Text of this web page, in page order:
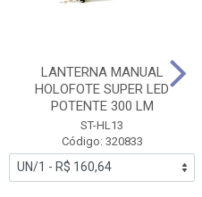
LANTERNA MANUAL
HOLOFOTE SUPER LED
POTENTE 300 LM
ST-HL13
Código: 320833